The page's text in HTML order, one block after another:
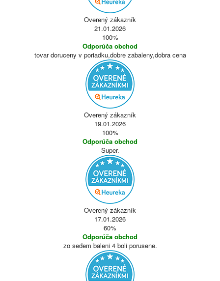
Overený zákazník
21.01.2026
100%
Odporúča obchod
tovar doruceny v poriadku,dobre zabaleny,dobra cena
Overený zákazník
19.01.2026
100%
Odporúča obchod
Super.
Overený zákazník
17.01.2026
60%
Odporúča obchod
zo sedem baleni 4 boli porusene.